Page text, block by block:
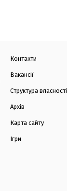
Контакти
Вакансії
Структура власності
Архів
Карта сайту
Ігри